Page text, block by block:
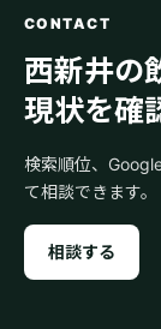
CONTACT
西新井の
現状を確
検索順位、
て相談できます。
相談する